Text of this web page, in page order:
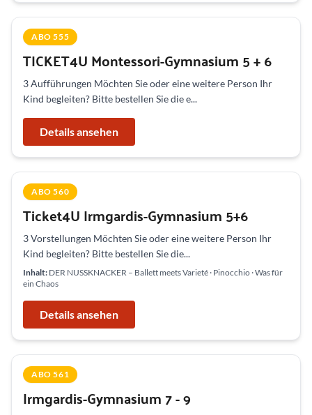
ABO 555
TICKET4U Montessori-Gymnasium 5 + 6
3 Aufführungen Möchten Sie oder eine weitere Person Ihr
Kind begleiten? Bitte bestellen Sie die e...
Details ansehen
ABO 560
Ticket4U Irmgardis-Gymnasium 5+6
3 Vorstellungen Möchten Sie oder eine weitere Person Ihr
Kind begleiten? Bitte bestellen Sie die...
Inhalt: DER NUSSKNACKER – Ballett meets Varieté · Pinocchio · Was für
ein Chaos
Details ansehen
ABO 561
Irmgardis-Gymnasium 7 - 9